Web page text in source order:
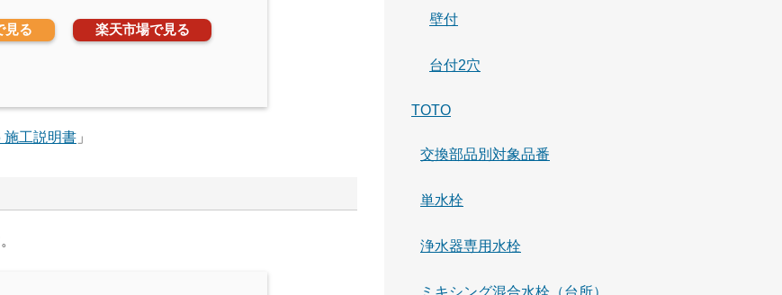
見る 楽天市場で見る
施工説明書 」
壁付
台付2穴
TOTO
交換部品別対象品番
単水栓
浄水器専用水栓
ミキシング混合水栓（台所）